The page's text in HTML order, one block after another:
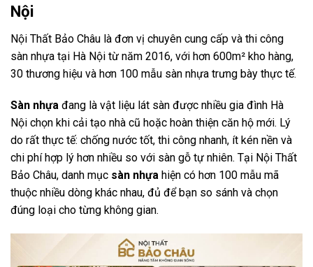
Nội
Nội Thất Bảo Châu là đơn vị chuyên cung cấp và thi công
sàn nhựa tại Hà Nội từ năm 2016, với hơn 600m² kho hàng,
30 thương hiệu và hơn 100 mẫu sàn nhựa trưng bày thực tế.
Sàn nhựa đang là vật liệu lát sàn được nhiều gia đình Hà
Nội chọn khi cải tạo nhà cũ hoặc hoàn thiện căn hộ mới. Lý
do rất thực tế: chống nước tốt, thi công nhanh, ít kén nền và
chi phí hợp lý hơn nhiều so với sàn gỗ tự nhiên. Tại Nội Thất
Bảo Châu, danh mục sàn nhựa hiện có hơn 100 mẫu mã
thuộc nhiều dòng khác nhau, đủ để bạn so sánh và chọn
đúng loại cho từng không gian.